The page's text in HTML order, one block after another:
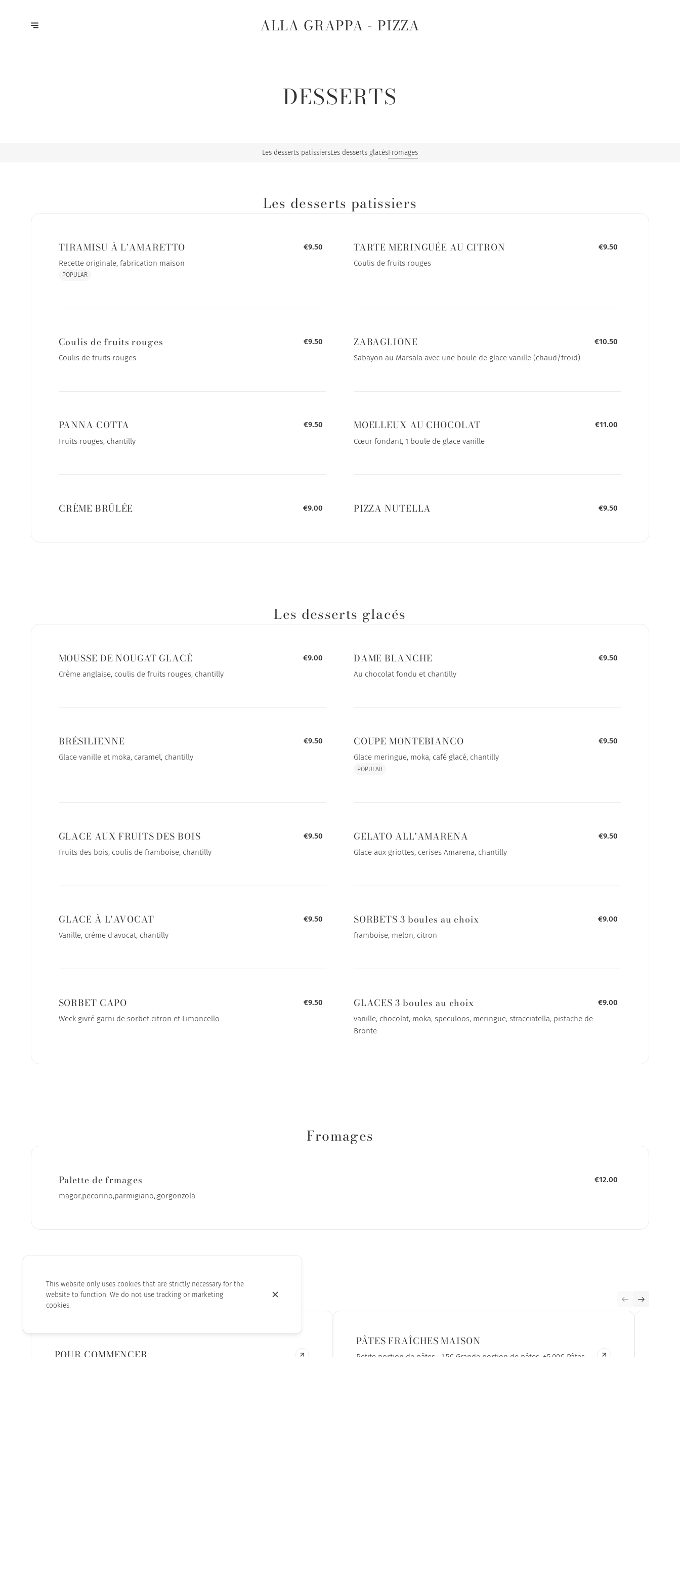
ALLA GRAPPA - PIZZA
DESSERTS
Les desserts patissiersLes desserts glacésFromages
Les desserts patissiers
TIRAMISU À L'AMARETTO
Recette originale, fabrication maison
POPULAR
€9.50 TARTE MERINGUÉE AU CITRON
Coulis de fruits rouges
€9.50
Coulis de fruits rouges
Coulis de fruits rouges
€9.50 ZABAGLIONE
Sabayon au Marsala avec une boule de glace vanille (chaud/froid)
€10.50
PANNA COTTA
Fruits rouges, chantilly
€9.50 MOELLEUX AU CHOCOLAT
Cœur fondant, 1 boule de glace vanille
€11.00
CRÈME BRÛLÉE €9.00 PIZZA NUTELLA €9.50
Les desserts glacés
MOUSSE DE NOUGAT GLACÉ
Crème anglaise, coulis de fruits rouges, chantilly
€9.00 DAME BLANCHE
Au chocolat fondu et chantilly
€9.50
BRÉSILIENNE
Glace vanille et moka, caramel, chantilly
€9.50 COUPE MONTEBIANCO
Glace meringue, moka, café glacé, chantilly
POPULAR
€9.50
GLACE AUX FRUITS DES BOIS
Fruits des bois, coulis de framboise, chantilly
€9.50 GELATO ALL'AMARENA
Glace aux griottes, cerises Amarena, chantilly
€9.50
GLACE À L'AVOCAT
Vanille, crème d'avocat, chantilly
€9.50 SORBETS 3 boules au choix
framboise, melon, citron
€9.00
SORBET CAPO
Weck givré garni de sorbet citron et Limoncello
€9.50 GLACES 3 boules au choix
vanille, chocolat, moka, speculoos, meringue, stracciatella, pistache de
Bronte
€9.00
Fromages
Palette de frmages
magor,pecorino,parmigiano,,gorgonzola
€12.00
DISCOVER ALSO
POUR COMMENCER
PÂTES FRAÎCHES MAISON
Petite portion de pâtes: -1.5€ Grande portion de pâtes :+5,00€ Pâtes
This website only uses cookies that are strictly necessary for the
website to function. We do not use tracking or marketing
cookies.